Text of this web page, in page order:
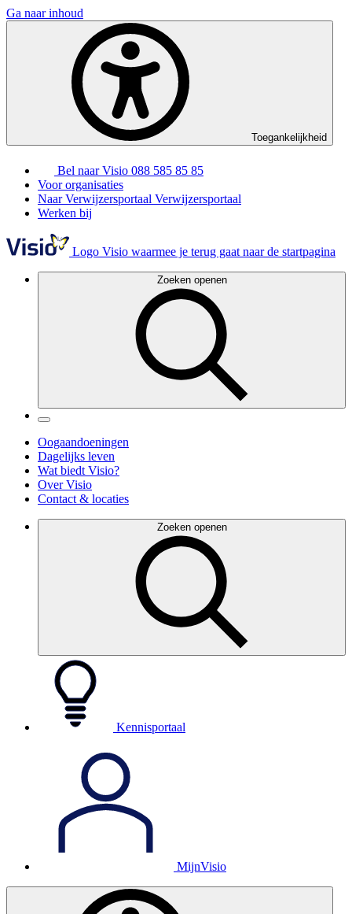
Ga naar inhoud
Toegankelijkheid
Bel naar Visio 088 585 85 85
Voor organisaties
Naar Verwijzersportaal Verwijzersportaal
Werken bij
Logo Visio waarmee je terug gaat naar de startpagina
Zoeken openen
Oogaandoeningen
Dagelijks leven
Wat biedt Visio?
Over Visio
Contact & locaties
Zoeken openen
Kennisportaal
MijnVisio